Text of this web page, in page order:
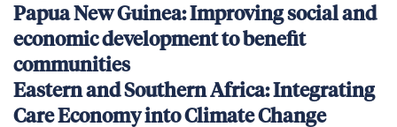
Papua New Guinea: Improving social and
economic development to benefit
communities
Eastern and Southern Africa: Integrating
Care Economy into Climate Change